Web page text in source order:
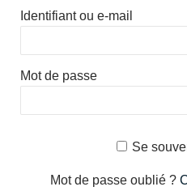
Identifiant ou e-mail
Mot de passe
Se
Mot de passe oublié ?